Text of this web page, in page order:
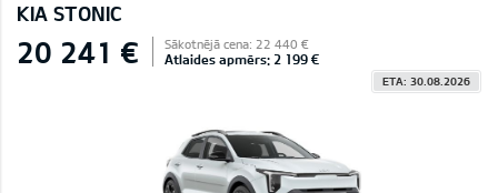
KIA STONIC
20 241 € Sākotnējā cena: 22 440 €
Atlaides apmērs: 2 199 €
ETA: 30.08.2026